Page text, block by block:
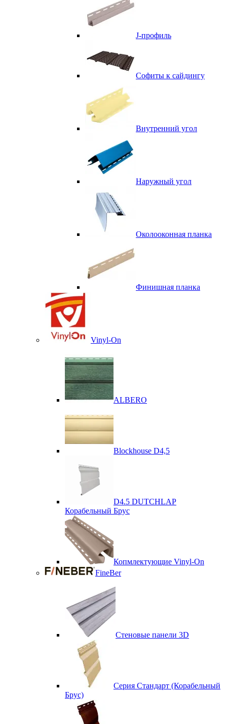
J-профиль
Софиты к сайдингу
Внутренний угол
Наружный угол
Околооконная планка
Финишная планка
Vinyl-On
ALBERO
Blockhouse D4,5
D4.5 DUTCHLAP
Корабельный Брус
Копмлектующие Vinyl-On
FineBer
Стеновые панели 3D
Серия Стандарт (Корабельный
Брус)